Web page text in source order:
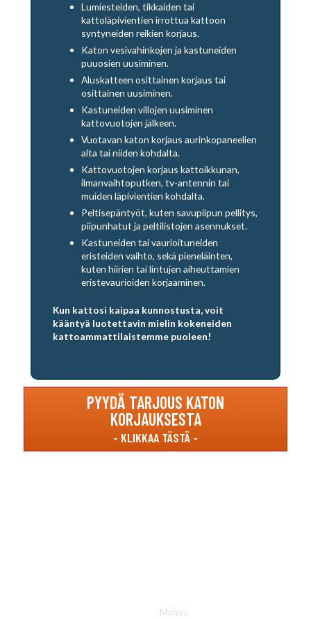
Lumiesteiden, tikkaiden tai
kattoläpivientien irrottua kattoon
syntyneiden reikien korjaus.
Katon vesivahinkojen ja kastuneiden
puuosien uusiminen.
Aluskatteen osittainen korjaus tai
osittainen uusiminen.
Kastuneiden villojen uusiminen
kattovuotojen jälkeen.
Vuotavan katon korjaus aurinkopaneelien
alta tai niiden kohdalta.
Kattovuotojen korjaus kattoikkunan,
ilmanvaihtoputken, tv-antennin tai
muiden läpivientien kohdalta.
Peltisepäntyöt, kuten savupiipun pellitys,
piipunhatut ja peltilistojen asennukset.
Kastuneiden tai vaurioituneiden
eristeiden vaihto, sekä pieneläinten,
kuten hiirien tai lintujen aiheuttamien
eristevaurioiden korjaaminen.
Kun kattosi kaipaa kunnostusta, voit
kääntyä luotettavin mielin kokeneiden
kattoammattilaistemme puoleen!
PYYDÄ TARJOUS KATON
KORJAUKSESTA
Muhos